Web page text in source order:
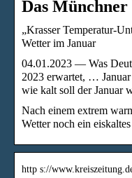
Das
„Krasser Temperatur-
Wetter im Januar
04.01.2023 — Was
2023 erwartet, …
wie kalt soll der Januar
Nach einem extrem
Wetter noch ein
http s://